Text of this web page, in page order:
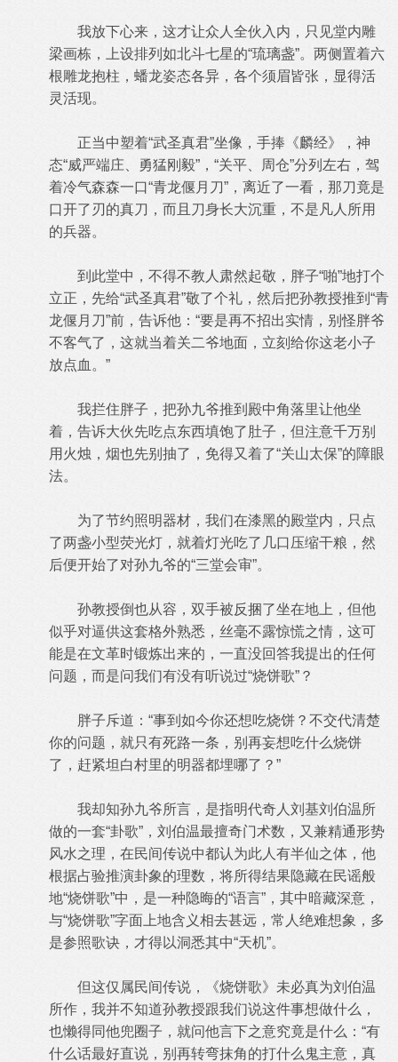
我放下心来，这才让众人全伙入内，只见堂内雕
梁画栋，上设排列如北斗七星的“琉璃盏”。两侧置着六
根雕龙抱柱，蟠龙姿态各异，各个须眉皆张，显得活
灵活现。
正当中塑着“武圣真君”坐像，手捧《麟经》，神
态“威严端庄、勇猛刚毅”，“关平、周仓”分列左右，驾
着冷气森森一口“青龙偃月刀”，离近了一看，那刀竟是
口开了刃的真刀，而且刀身长大沉重，不是凡人所用
的兵器。
到此堂中，不得不教人肃然起敬，胖子“啪”地打个
立正，先给“武圣真君”敬了个礼，然后把孙教授推到“青
龙偃月刀”前，告诉他：“要是再不招出实情，别怪胖爷
不客气了，这就当着关二爷地面，立刻给你这老小子
放点血。”
我拦住胖子，把孙九爷推到殿中角落里让他坐
着，告诉大伙先吃点东西填饱了肚子，但注意千万别
用火烛，烟也先别抽了，免得又着了“关山太保”的障眼
法。
为了节约照明器材，我们在漆黑的殿堂内，只点
了两盏小型荧光灯，就着灯光吃了几口压缩干粮，然
后便开始了对孙九爷的“三堂会审”。
孙教授倒也从容，双手被反捆了坐在地上，但他
似乎对逼供这套格外熟悉，丝毫不露惊慌之情，这可
能是在文革时锻炼出来的，一直没回答我提出的任何
问题，而是问我们有没有听说过“烧饼歌”？
胖子斥道：“事到如今你还想吃烧饼？不交代清楚
你的问题，就只有死路一条，别再妄想吃什么烧饼
了，赶紧坦白村里的明器都埋哪了？”
我却知孙九爷所言，是指明代奇人刘基刘伯温所
做的一套“卦歌”，刘伯温最擅奇门术数，又兼精通形势
风水之理，在民间传说中都认为此人有半仙之体，他
根据占验推演卦象的理数，将所得结果隐藏在民谣般
地“烧饼歌”中，是一种隐晦的“语言”，其中暗藏深意，
与“烧饼歌”字面上地含义相去甚远，常人绝难想象，多
是参照歌诀，才得以洞悉其中“天机”。
但这仅属民间传说，《烧饼歌》未必真为刘伯温
所作，我并不知道孙教授跟我们说这件事想做什么，
也懒得同他兜圈子，就问他言下之意究竟是什么：“有
什么话最好直说，别再转弯抹角的打什么鬼主意，真